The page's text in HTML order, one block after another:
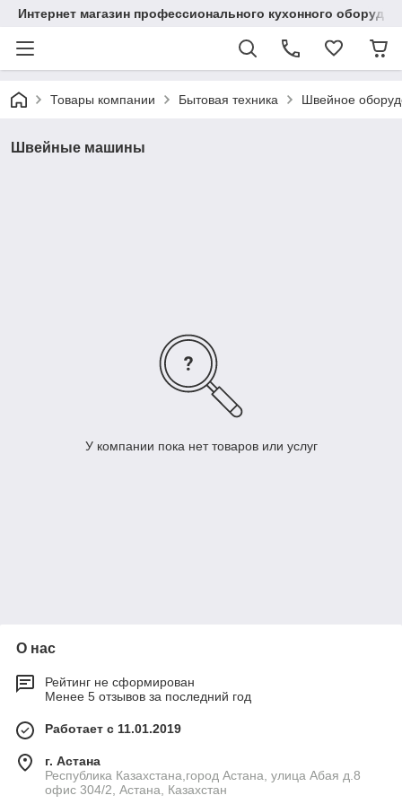
Интернет магазин профессионального кухонного
Товары компании Бытовая техника Швейное
Швейные машины
У компании пока нет товаров или услуг
О нас
Рейтинг не сформирован
Менее 5 отзывов за последний год
Работает с 11.01.2019
г. Астана
Республика Казахстана,город Астана, улица Абая д.8
офис 304/2, Астана, Казахстан